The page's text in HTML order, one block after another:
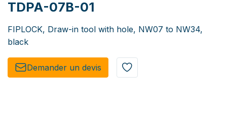
TDPA-07B-01
FIPLOCK, Draw-in tool with hole, NW07 to NW34,
black
Demander un de​​vis​​